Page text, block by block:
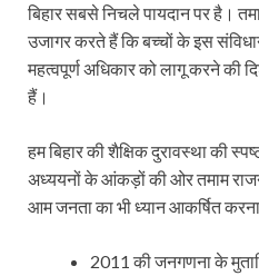
बिहार सबसे निचले पायदान पर है।
उजागर करते हैं कि बच्चों के इस
महत्वपूर्ण अधिकार को लागू करने की
हैं।
हम बिहार की शैक्षिक दुरावस्था की
अध्ययनों के आंकड़ों की ओर तमाम
आम जनता का भी ध्यान आकर्षित
2011 की जनगणना के